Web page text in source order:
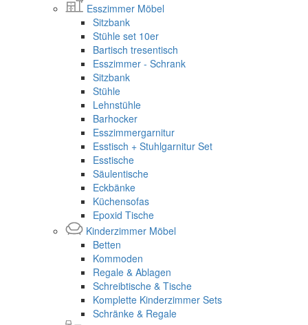
Esszimmer Möbel
Sitzbank
Stühle set 10er
Bartisch tresentisch
Esszimmer - Schrank
Sitzbank
Stühle
Lehnstühle
Barhocker
Esszimmergarnitur
Esstisch + Stuhlgarnitur Set
Esstische
Säulentische
Eckbänke
Küchensofas
Epoxid Tische
Kinderzimmer Möbel
Betten
Kommoden
Regale & Ablagen
Schreibtische & Tische
Komplette Kinderzimmer Sets
Schränke & Regale